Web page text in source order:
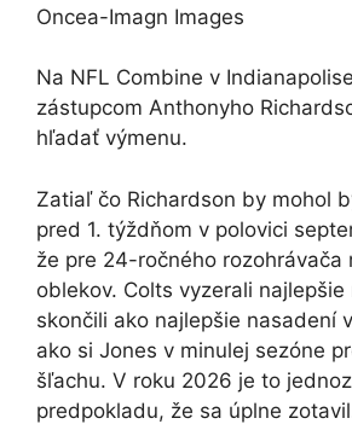
Oncea-Imagn Images
Na NFL Combine v
zástupcom Anthonyho
hľadať výmenu.
Zatiaľ čo Richardson by mohol
pred 1. týždňom v polovici
že pre 24-ročného rozohrávača
oblekov. Colts vyzerali
skončili ako najlepšie nasadení
ako si Jones v minulej sezóne
šľachu. V roku 2026 je to
predpokladu, že sa úplne